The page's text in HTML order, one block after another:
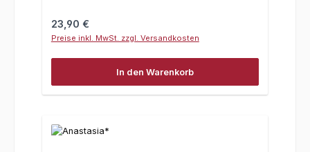
Regulärer Preis:
23,90 €
Preise inkl. MwSt. zzgl. Versandkosten
In den Warenkorb